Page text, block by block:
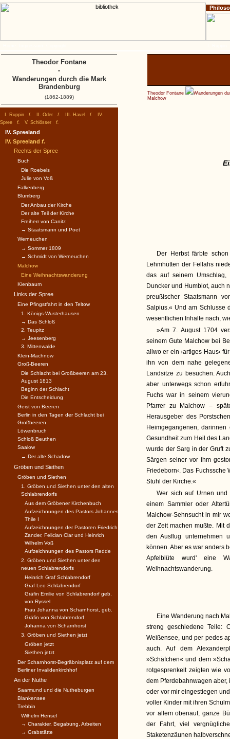
Theodor Fontane
Wanderungen
Malchow
Der Herbst färbte
Lehmhütten der Fellahs
das auf seinem
Duncker und Humblot, auch
preußischer Staatsmann
Salpius.« Und am Schlusse
wesentlichen Inhalte nach,
»Am 7. August 1704
seinem Gute Malchow bei
allwo er ein ›artiges Haus‹
ihn von dem nahe
Landsitze zu besuchen.
aber unterwegs schon
Fuchs war in seinem
Pfarrer zu Malchow –
Herausgeber des
Heimgegangenen,
Gesundheit zum Heil des
wurde der Sarg in der Gruft
Särgen seiner vor ihm
Friedeborn‹. Das
Stuhl der Kirche.«
Wer sich auf Urnen und
einem Sammler oder
Malchow-Sehnsucht in mir
der Zeit machen mußte. Mit
den Ausflug unternehmen
können. Aber es war anders
Apfelblüte wurd' eine
Weihnachtswanderung.
Eine Wanderung nach
streng geschiedene Teile:
Weißensee, und per pedes
auch. Auf dem
»Schäfchen« und dem
rotgesprenkelt zeigten wie
dem Pferdebahnwagen
oder vor mir eingestiegen
voller Kinder mit ihren
vor allem obenauf, ganze
der Fahrt, viel
Staketenzäunen
I. Ruppin f. II. Oder f. III. Havel f.
IV.
Spree
f. V. Schlösser f.
IV. Spreeland
IV. Spreeland f.
Rechts der Spree
Buch
Die Roebels
Julie von Voß
Falkenberg
Blumberg
Der Anbau der Kirche
Der alte Teil der Kirche
Freiherr von Canitz
→ Staatsmann und Poet
Werneuchen
→ Sommer 1809
→ Schmidt von Werneuchen
Malchow
Eine Weihnachtswanderung
Kienbaum
Links der Spree
Eine Pfingstfahrt in den Teltow
1. Königs-Wusterhausen
→ Das Schloß
2. Teupitz
→ Jeesenberg
3. Mittenwalde
Klein-Machnow
Groß-Beeren
Die Schlacht bei Großbeeren am 23.
August 1813
Beginn der Schlacht
Die Entscheidung
Geist von Beeren
Berlin in den Tagen der Schlacht bei
Großbeeren
Löwenbruch
Schloß Beuthen
Saalow
→ Der alte Schadow
Gröben und Siethen
Gröben und Siethen
1. Gröben und Siethen unter den alten
Schlabrendorfs
Aus dem Gröbener Kirchenbuch
Aufzeichnungen des Pastors Johannes
Thile I
Aufzeichnungen der Pastoren Friedrich
Zander, Felician Clar und Heinrich
Wilhelm Voß
Aufzeichnungen des Pastors Redde
2. Gröben und Siethen unter den
neuen Schlabrendorfs
Heinrich Graf Schlabrendorf
Graf Leo Schlabrendorf
Gräfin Emilie von Schlabrendorf geb.
von Ryssel
Frau Johanna von Scharnhorst, geb.
Gräfin von Schlabrendorf
Johanna von Scharnhorst
3. Gröben und Siethen jetzt
Gröben jetzt
Siethen jetzt
Der Scharnhorst-Begräbnisplatz auf dem
Berliner Invalidenkirchhof
An der Nuthe
Saarmund und die Nutheburgen
Blankensee
Trebbin
Wilhelm Hensel
→ Charakter, Begabung, Arbeiten
→ Grabstätte
Theodor Fontane
-
Wanderungen durch die Mark
Brandenburg
(1862-1889)